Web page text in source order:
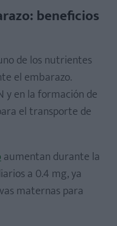
beneficios
de los nutrientes
el embarazo.
y en la formación de
el transporte de
aumentan durante la
a 0.4 mg, ya
maternas para